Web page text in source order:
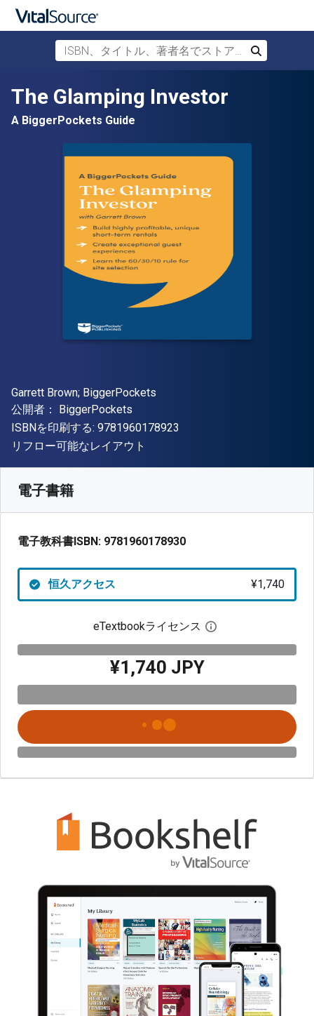
メインコンテンツへスキップ
ISBN、タイトル、著者名でストアを検索
検索
The Glamping Investor
A BiggerPockets Guide
著者
Garrett Brown; BiggerPockets
出版社
公開者： BiggerPockets
ISBNを印刷する: 9781960178923
形式
リフロー可能なレイアウト
電子書籍
電子教科書ISBN: 9781960178930
恒久アクセス ¥1,740
eTextbookライセンス デジタルライセン
¥1,740 JPY